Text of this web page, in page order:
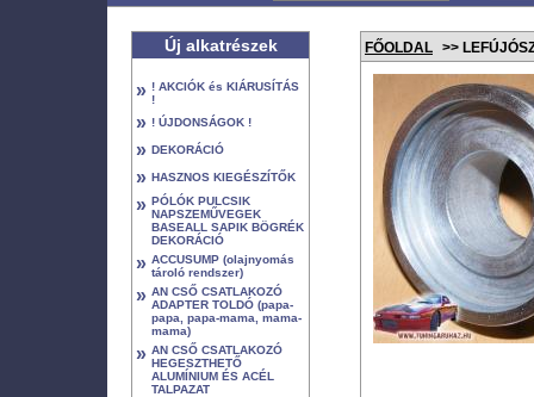
Új alkatrészek
» ! AKCIÓK és KIÁRUSÍTÁS
!
» ! ÚJDONSÁGOK !
» DEKORÁCIÓ
» HASZNOS KIEGÉSZÍTŐK
» PÓLÓK PULCSIK
NAPSZEMŰVEGEK
BASEALL SAPIK BÖGRÉK
DEKORÁCIÓ
» ACCUSUMP (olajnyomás
tároló rendszer)
» AN CSŐ CSATLAKOZÓ
ADAPTER TOLDÓ (papa-
papa, papa-mama, mama-
mama)
» AN CSŐ CSATLAKOZÓ
HEGESZTHETŐ
ALUMÍNIUM ÉS ACÉL
TALPAZAT
FŐOLDAL >>